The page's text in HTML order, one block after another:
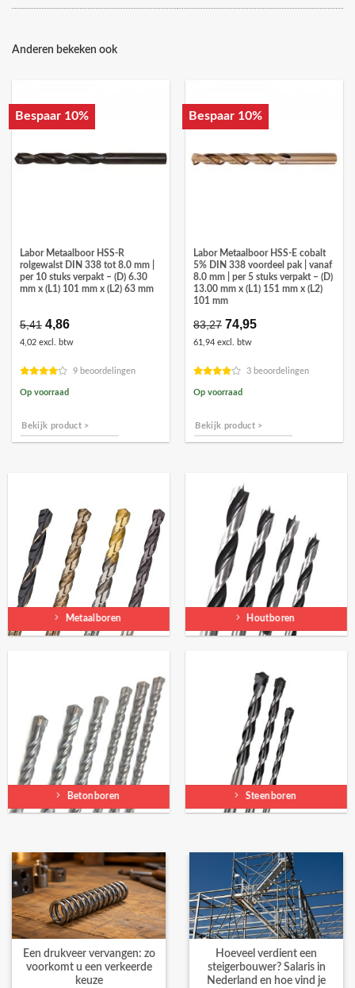
Anderen bekeken ook
Bespaar 10%
Labor Metaalboor HSS-R
rolgewalst DIN 338 tot 8.0 mm |
per 10 stuks verpakt – (D) 6.30
mm x (L1) 101 mm x (L2) 63 mm
5,41 Oorspronkelijke
prijs
was:
4,86Huidige
is:
4,02 excl. btw
9 beoordelingen
Op voorraad
Bekijk product >
Bespaar 10%
Labor Metaalboor HSS-E cobalt
5% DIN 338 voordeel pak | vanaf
8.0 mm | per 5 stuks verpakt – (D)
13.00 mm x (L1) 151 mm x (L2)
101 mm
83,27 Oorspronkelijke
prijs
was:
74,95Huidige
61,94 excl. btw
3 beoordelingen
Op voorraad
Bekijk product >
Metaalboren Houtboren
Betonboren Steenboren
Een drukveer vervangen: zo
voorkomt u een verkeerde
keuze
Hoeveel verdient een
steigerbouwer? Salaris in
Nederland en hoe vind je